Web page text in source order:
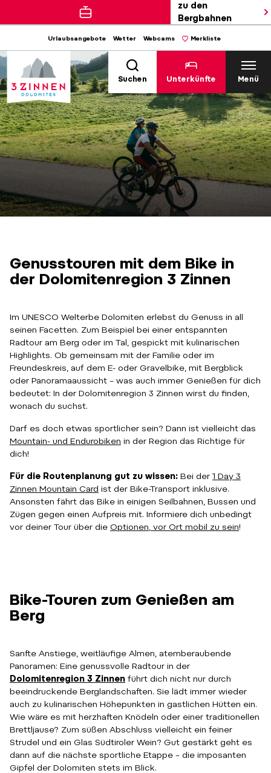
zu den
Bergbahnen
Urlaubsangebote Wetter Webcams Merkliste
Suchen Unterkünfte Menü
Genusstouren mit dem Bike in
der Dolomitenregion 3 Zinnen
Im UNESCO Welterbe Dolomiten erlebst du Genuss in all
seinen Facetten. Zum Beispiel bei einer entspannten
Radtour am Berg oder im Tal, gespickt mit kulinarischen
Highlights. Ob gemeinsam mit der Familie oder im
Freundeskreis, auf dem E- oder Gravelbike, mit Bergblick
oder Panoramaaussicht – was auch immer Genießen für dich
bedeutet: In der Dolomitenregion 3 Zinnen wirst du finden,
wonach du suchst.
Darf es doch etwas sportlicher sein? Dann ist vielleicht das
Mountain- und Endurobiken in der Region das Richtige für
dich!
Für die Routenplanung gut zu wissen: Bei der 1 Day 3
Zinnen Mountain Card ist der Bike-Transport inklusive.
Ansonsten fährt das Bike in einigen Seilbahnen, Bussen und
Zügen gegen einen Aufpreis mit. Informiere dich unbedingt
vor deiner Tour über die Optionen, vor Ort mobil zu sein!
Bike-Touren zum Genießen am
Berg
Sanfte Anstiege, weitläufige Almen, atemberaubende
Panoramen: Eine genussvolle Radtour in der
Dolomitenregion 3 Zinnen führt dich nicht nur durch
beeindruckende Berglandschaften. Sie lädt immer wieder
auch zu kulinarischen Höhepunkten in gastlichen Hütten ein.
Wie wäre es mit herzhaften Knödeln oder einer traditionellen
Brettljause? Zum süßen Abschluss vielleicht ein feiner
Strudel und ein Glas Südtiroler Wein? Gut gestärkt geht es
dann auf die nächste sportliche Etappe – die imposanten
Gipfel der Dolomiten stets im Blick.